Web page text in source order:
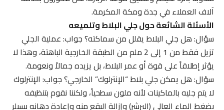
آلاف العملاء في جدة ومكة المكرمة.
الأسئلة الشائعة حول جلي البلاط وتلميعه
سؤال: هل جلي البلاط يقلل من سماكته؟ جواب: عملية الجلي
تزيل فقط من 1 إلى 2 ملم من الطبقة الخارجية الباهتة، وهذا لا
يؤثر إطلاقاً على قوة أو عمر البلاط، بل يزيده جمالاً ونعومة.
سؤال: هل يمكن جلي بلاط “الإنترلوك” الخارجي؟ جواب: الإنترلوك
لا يتم جليه بالماكينات لأنه ملون سطحياً، ولكننا نقوم بتنظيفه
بضغط الماء العالي (البرشر) وإزالة البقع منه وإعادة دهانه بسيلر